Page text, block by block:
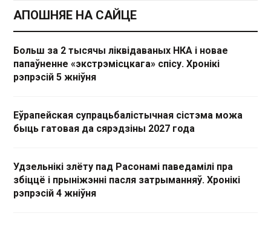
АПОШНЯЕ НА САЙЦЕ
Больш за 2 тысячы ліквідаваных НКА і новае
папаўненне «экстрэмісцкага» спісу. Хронікі
рэпрэсій 5 жніўня
Еўрапейская супрацьбалістычная сістэма можа
быць гатовая да сярэдзіны 2027 года
Удзельнікі злёту пад Расонамі паведамілі пра
збіццё і прыніжэнні пасля затрыманняў. Хронікі
рэпрэсій 4 жніўня